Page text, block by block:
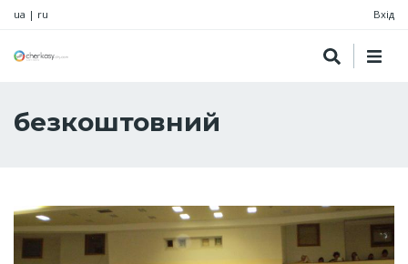
ua | ru Вхід
безкоштовний